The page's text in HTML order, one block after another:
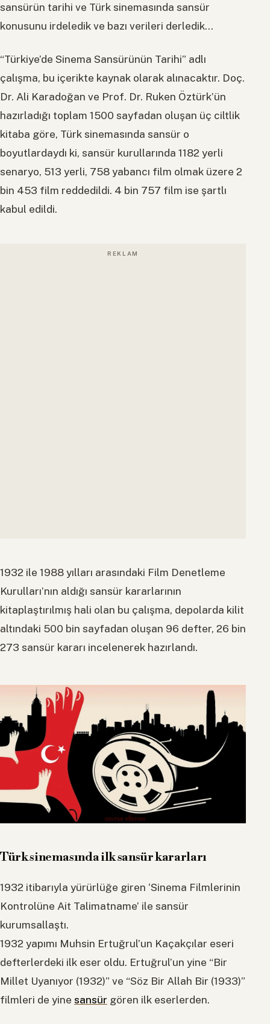
sansürün tarihi ve Türk sinemasında sansür
konusunu irdeledik ve bazı verileri derledik…
“Türkiye’de Sinema Sansürünün Tarihi” adlı
çalışma, bu içerikte kaynak olarak alınacaktır. Doç.
Dr. Ali Karadoğan ve Prof. Dr. Ruken Öztürk’ün
hazırladığı toplam 1500 sayfadan oluşan üç ciltlik
kitaba göre, Türk sinemasında sansür o
boyutlardaydı ki, sansür kurullarında 1182 yerli
senaryo, 513 yerli, 758 yabancı film olmak üzere 2
bin 453 film reddedildi. 4 bin 757 film ise şartlı
kabul edildi.
1932 ile 1988 yılları arasındaki Film Denetleme
Kurulları’nın aldığı sansür kararlarının
kitaplaştırılmış hali olan bu çalışma, depolarda kilit
altındaki 500 bin sayfadan oluşan 96 defter, 26 bin
273 sansür kararı incelenerek hazırlandı.
Türk sinemasında ilk sansür kararları
1932 itibarıyla yürürlüğe giren ‘Sinema Filmlerinin
Kontrolüne Ait Talimatname’ ile sansür
kurumsallaştı.
1932 yapımı Muhsin Ertuğrul’un Kaçakçılar eseri
defterlerdeki ilk eser oldu. Ertuğrul’un yine “Bir
Millet Uyanıyor (1932)” ve “Söz Bir Allah Bir (1933)”
filmleri de yine sansür gören ilk eserlerden.